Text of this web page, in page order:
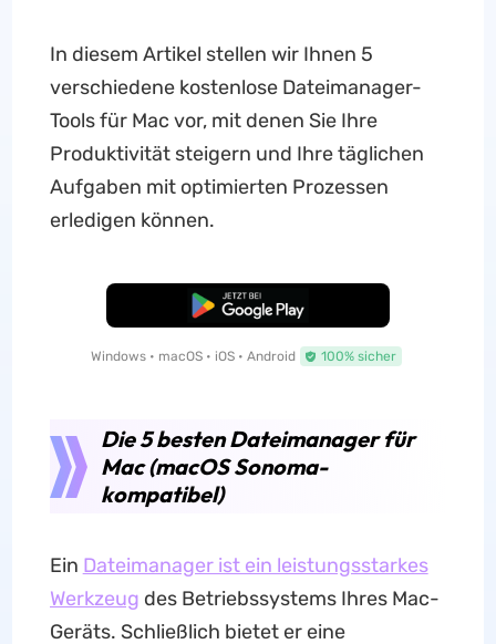
In diesem Artikel stellen wir Ihnen 5
verschiedene kostenlose Dateimanager-
Tools für Mac vor, mit denen Sie Ihre
Produktivität steigern und Ihre täglichen
Aufgaben mit optimierten Prozessen
erledigen können.
Kostenloser Download
Windows • macOS • iOS • Android 100% sicher
Die 5 besten Dateimanager für
Mac (macOS Sonoma-
kompatibel)
Ein Dateimanager ist ein leistungsstarkes
Werkzeug des Betriebssystems Ihres Mac-
Geräts. Schließlich bietet er eine